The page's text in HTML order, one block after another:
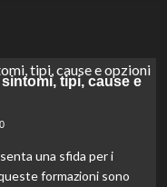
tipi, cause e
una sfida per i
formazioni sono